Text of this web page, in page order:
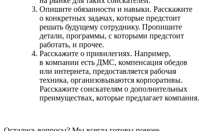
Опишите обязанности и навыки. Расскажите
о конкретных задачах, которые предстоит
решать будущему сотруднику. Пропишите
детали, программы, с которыми предстоит
работать, и прочее.
Расскажите о привилегиях. Например,
в компании есть ДМС, компенсация обедов
или интернета, предоставляется рабочая
техника, организовываются корпоративы.
Расскажите соискателям о дополнительных
преимуществах, которые предлагает компания.